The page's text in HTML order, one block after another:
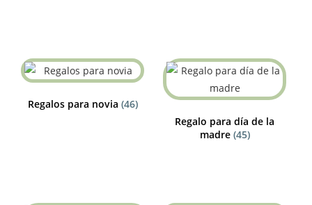
Regalos para novia (46)
Regalo para día de la
madre (45)